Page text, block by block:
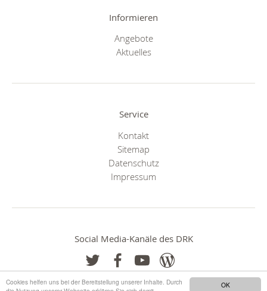
OK
Cookies helfen uns bei der Bereitstellung unserer Inhalte. Durch
Informieren
Angebote
Aktuelles
Service
Kontakt
Sitemap
Datenschutz
Impressum
Social Media-Kanäle des DRK